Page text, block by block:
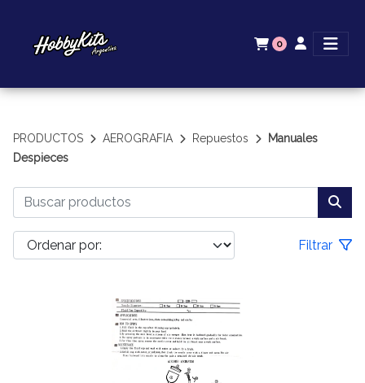
0
PRODUCTOS AEROGRAFIA Repuestos
Manuales
Despieces
Filtrar